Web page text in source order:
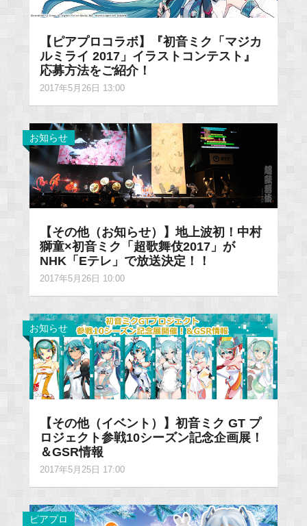
【ピアプロコラボ】『初音ミク「マジカ
ルミライ 2017」イラストコンテスト』
応募方法をご紹介！
2017年5月26日 13:00
お知らせ
【その他（お知らせ）】地上波初！中村
獅童×初音ミク「超歌舞伎2017」が
NHK「Eテレ」で放送決定！！
2017年5月26日 10:00
お知らせ
【その他（イベント）】初音ミク GT プ
ロジェクト参戦10シーズン記念企画展！
＆GSR情報
2017年5月25日 17:00
ピアプロ